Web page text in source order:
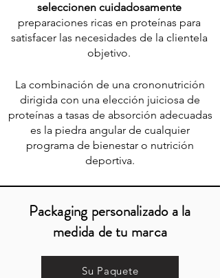
seleccionen cuidadosamente
preparaciones ricas en proteínas para
satisfacer las necesidades de la clientela
objetivo.
La combinación de una crononutrición
dirigida con una elección juiciosa de
proteínas a tasas de absorción adecuadas
es la piedra angular de cualquier
programa de bienestar o nutrición
deportiva.
Packaging personalizado a la
medida de tu marca
Su Paquete